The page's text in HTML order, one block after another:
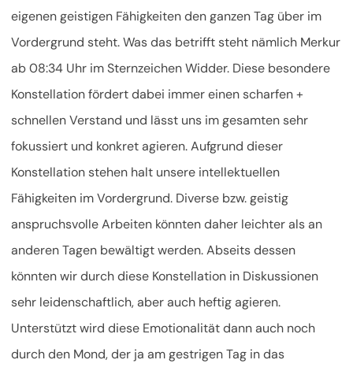
eigenen geistigen Fähigkeiten den ganzen Tag über im
Vordergrund steht. Was das betrifft steht nämlich Merkur
ab 08:34 Uhr im Sternzeichen Widder. Diese besondere
Konstellation fördert dabei immer einen scharfen +
schnellen Verstand und lässt uns im gesamten sehr
fokussiert und konkret agieren. Aufgrund dieser
Konstellation stehen halt unsere intellektuellen
Fähigkeiten im Vordergrund. Diverse bzw. geistig
anspruchsvolle Arbeiten könnten daher leichter als an
anderen Tagen bewältigt werden. Abseits dessen
könnten wir durch diese Konstellation in Diskussionen
sehr leidenschaftlich, aber auch heftig agieren.
Unterstützt wird diese Emotionalität dann auch noch
durch den Mond, der ja am gestrigen Tag in das